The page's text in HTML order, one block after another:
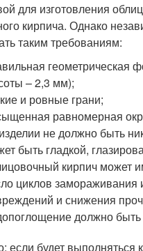
для изготовления
кирпича. Однако
таким требованиям:
– 2,3 мм);
и ровные грани;
равномерная
не должно быть
быть гладкой,
кирпич может
циклов
и снижения
должно
если будет выполняться